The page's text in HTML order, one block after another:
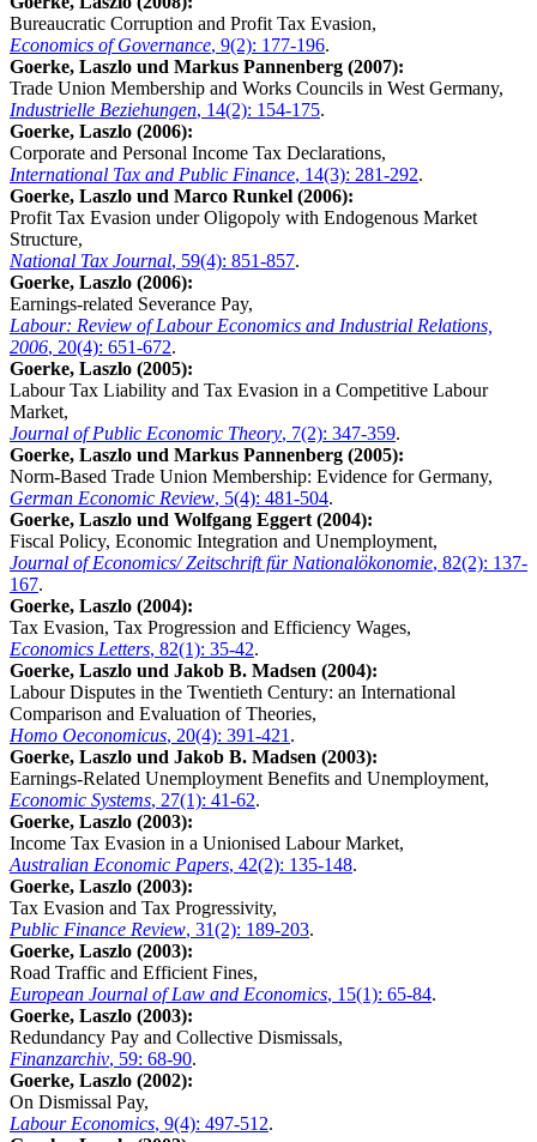
Bureaucratic Corruption and Profit Tax Evasion,
Economics of Governance, 9(2): 177-196.
Goerke, Laszlo und Markus Pannenberg (2007):
Trade Union Membership and Works Councils in West Germany,
Industrielle Beziehungen, 14(2): 154-175.
Goerke, Laszlo (2006):
Corporate and Personal Income Tax Declarations,
International Tax and Public Finance, 14(3): 281-292.
Goerke, Laszlo und Marco Runkel (2006):
Profit Tax Evasion under Oligopoly with Endogenous Market
Structure,
National Tax Journal, 59(4): 851-857.
Goerke, Laszlo (2006):
Earnings-related Severance Pay,
Labour: Review of Labour Economics and Industrial Relations,
2006, 20(4): 651-672.
Goerke, Laszlo (2005):
Labour Tax Liability and Tax Evasion in a Competitive Labour
Market,
Journal of Public Economic Theory, 7(2): 347-359.
Goerke, Laszlo und Markus Pannenberg (2005):
Norm-Based Trade Union Membership: Evidence for Germany,
German Economic Review, 5(4): 481-504.
Goerke, Laszlo und Wolfgang Eggert (2004):
Fiscal Policy, Economic Integration and Unemployment,
Journal of Economics/ Zeitschrift für Nationalökonomie, 82(2): 137-
167.
Goerke, Laszlo (2004):
Tax Evasion, Tax Progression and Efficiency Wages,
Economics Letters, 82(1): 35-42.
Goerke, Laszlo und Jakob B. Madsen (2004):
Labour Disputes in the Twentieth Century: an International
Comparison and Evaluation of Theories,
Homo Oeconomicus, 20(4): 391-421 .
Goerke, Laszlo und Jakob B. Madsen (2003):
Earnings-Related Unemployment Benefits and Unemployment,
Economic Systems, 27(1): 41-62.
Goerke, Laszlo (2003):
Income Tax Evasion in a Unionised Labour Market,
Australian Economic Papers, 42(2): 135-148.
Goerke, Laszlo (2003):
Tax Evasion and Tax Progressivity,
Public Finance Review, 31(2): 189-203.
Goerke, Laszlo (2003):
Road Traffic and Efficient Fines,
European Journal of Law and Economics, 15(1): 65-84.
Goerke, Laszlo (2003):
Redundancy Pay and Collective Dismissals,
Finanzarchiv, 59: 68-90.
Goerke, Laszlo (2002):
On Dismissal Pay,
Labour Economics, 9(4): 497-512.